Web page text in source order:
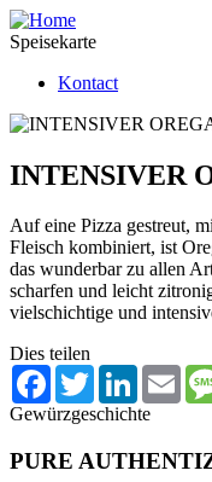
Speisekarte
Kontact
INTENSIVER
Auf eine Pizza gestreut,
Fleisch kombiniert, ist
das wunderbar zu allen
scharfen und leicht
vielschichtige und
Dies teilen
Facebook
TwitterLinkedIn
Gewürzgeschichte
PURE